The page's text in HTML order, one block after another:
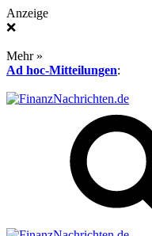
Anzeige
❌
Mehr »
Ad hoc-Mitteilungen: